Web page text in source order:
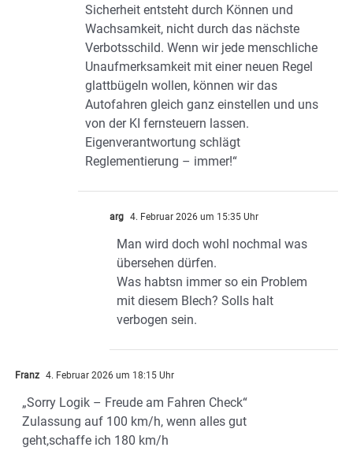
​Sicherheit entsteht durch Können und
Wachsamkeit, nicht durch das nächste
Verbotsschild. Wenn wir jede menschliche
Unaufmerksamkeit mit einer neuen Regel
glattbügeln wollen, können wir das
Autofahren gleich ganz einstellen und uns
von der KI fernsteuern lassen.
Eigenverantwortung schlägt
Reglementierung – immer!“
arg 4. Februar 2026 um 15:35 Uhr
Man wird doch wohl nochmal was
übersehen dürfen.
Was habtsn immer so ein Problem
mit diesem Blech? Solls halt
verbogen sein.
Franz 4. Februar 2026 um 18:15 Uhr
„Sorry Logik – Freude am Fahren Check“
Zulassung auf 100 km/h, wenn alles gut
geht,schaffe ich 180 km/h